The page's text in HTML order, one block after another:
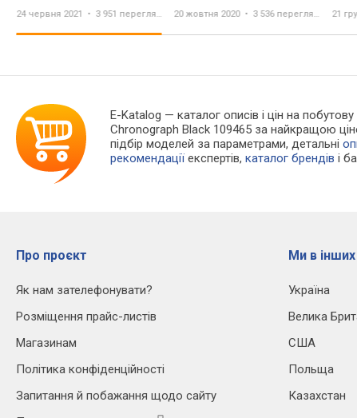
24 червня 2021 3 951 перегляд 20 жовтня 2020 3 536 переглядів 21
E-Katalog — каталог описів і цін на
Chronograph Black 109465 за найкращою
підбір моделей за параметрами, детальні
рекомендації експертів,каталог брендів і
Про проєкт
Як нам зателефонувати?
Розміщення прайс-листів
Магазинам
Політика конфіденційності
Запитання й побажання щодо сайту
Ми в інших
Україна
Велика
США
Польща
Казахстан